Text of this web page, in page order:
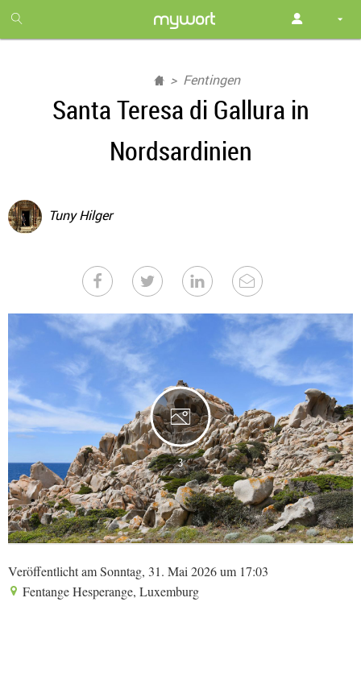
month
free
Fentingen
Santa Teresa di Gallura in
Nordsardinien
Tuny Hilger
3
Veröffentlicht am Sonntag, 31. Mai 2026 um 17:03
Fentange Hesperange, Luxemburg